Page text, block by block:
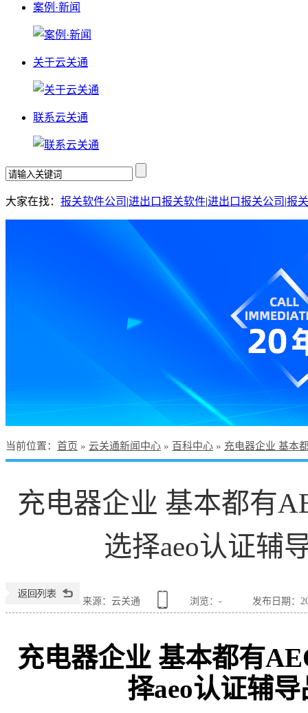
案例·新闻
关于云关通
联系云关通
大家在找： 报关软件公司 |进出口报关软件|进出口报关公司 |报
当前位置： 首页 » 云关通新闻中心 » 百科中心 » 充电器企业 基本
充电器企业 基本都有
选择aeo认证辅
来源：云关通 浏览： - 发布日期：
充电器企业 基本都有
择aeo认证辅